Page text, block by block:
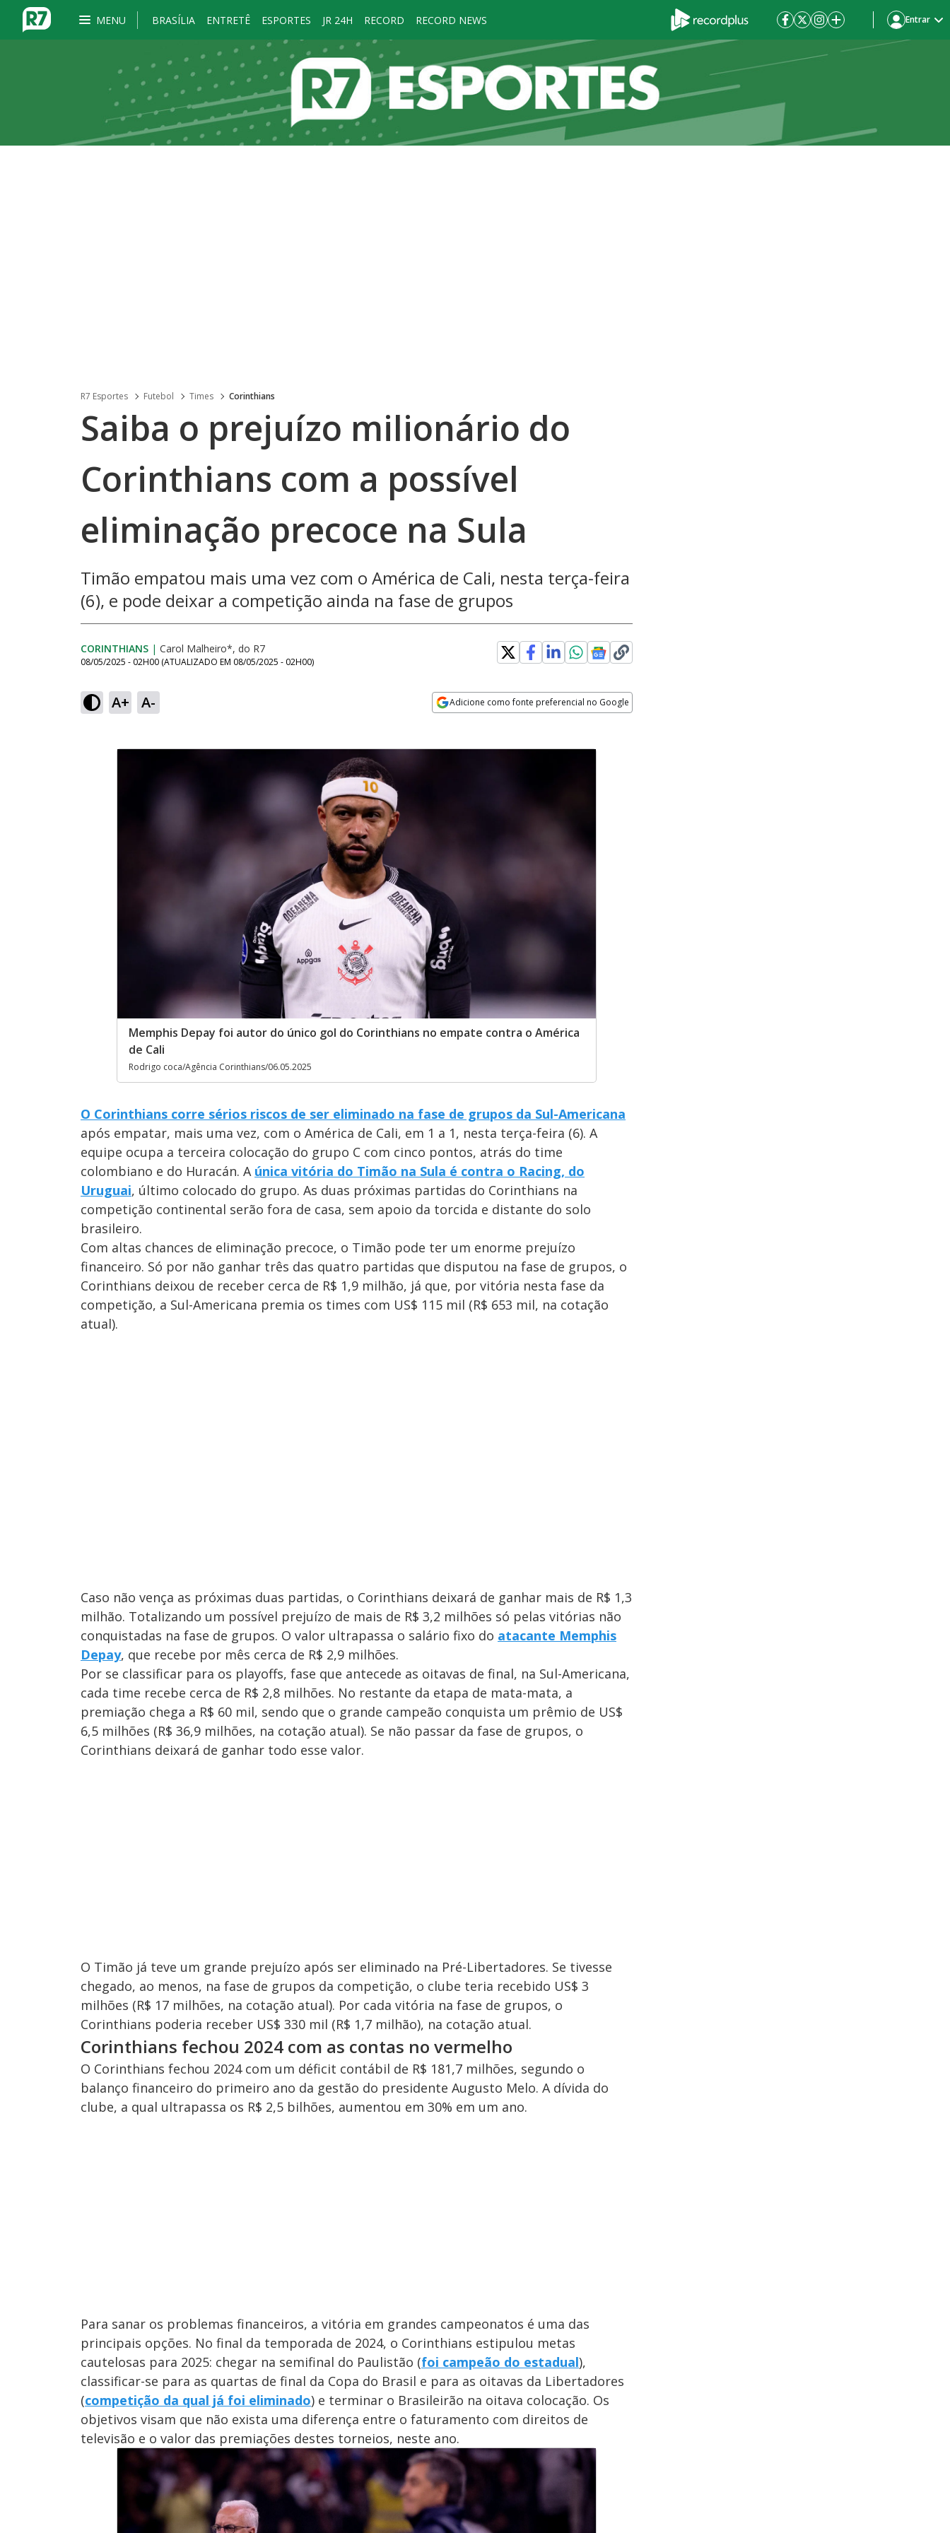
MENU BRASÍLIA ENTRETÊ ESPORTES JR 24H RECORD RECORD NEWS Entrar
R7 Esportes Futebol Times Corinthians
Saiba o prejuízo milionário do
Corinthians com a possível
eliminação precoce na Sula
Timão empatou mais uma vez com o América de Cali, nesta terça-feira
(6), e pode deixar a competição ainda na fase de grupos
CORINTHIANS | Carol Malheiro*, do R7
08/05/2025 - 02H00 (ATUALIZADO EM 08/05/2025 - 02H00)
A+ A- Adicione como fonte preferencial no Google
Memphis Depay foi autor do único gol do Corinthians no empate contra o América
de Cali
Rodrigo coca/Agência Corinthians/06.05.2025
O Corinthians corre sérios riscos de ser eliminado na fase de grupos da Sul-Americana
após empatar, mais uma vez, com o América de Cali, em 1 a 1, nesta terça-feira (6). A
equipe ocupa a terceira colocação do grupo C com cinco pontos, atrás do time
colombiano e do Huracán. A única vitória do Timão na Sula é contra o Racing, do
Uruguai, último colocado do grupo. As duas próximas partidas do Corinthians na
competição continental serão fora de casa, sem apoio da torcida e distante do solo
brasileiro.
Com altas chances de eliminação precoce, o Timão pode ter um enorme prejuízo
financeiro. Só por não ganhar três das quatro partidas que disputou na fase de grupos, o
Corinthians deixou de receber cerca de R$ 1,9 milhão, já que, por vitória nesta fase da
competição, a Sul-Americana premia os times com US$ 115 mil (R$ 653 mil, na cotação
atual).
Caso não vença as próximas duas partidas, o Corinthians deixará de ganhar mais de R$ 1,3
milhão. Totalizando um possível prejuízo de mais de R$ 3,2 milhões só pelas vitórias não
conquistadas na fase de grupos. O valor ultrapassa o salário fixo do atacante Memphis
Depay, que recebe por mês cerca de R$ 2,9 milhões.
Por se classificar para os playoffs, fase que antecede as oitavas de final, na Sul-Americana,
cada time recebe cerca de R$ 2,8 milhões. No restante da etapa de mata-mata, a
premiação chega a R$ 60 mil, sendo que o grande campeão conquista um prêmio de US$
6,5 milhões (R$ 36,9 milhões, na cotação atual). Se não passar da fase de grupos, o
Corinthians deixará de ganhar todo esse valor.
O Timão já teve um grande prejuízo após ser eliminado na Pré-Libertadores. Se tivesse
chegado, ao menos, na fase de grupos da competição, o clube teria recebido US$ 3
milhões (R$ 17 milhões, na cotação atual). Por cada vitória na fase de grupos, o
Corinthians poderia receber US$ 330 mil (R$ 1,7 milhão), na cotação atual.
Corinthians fechou 2024 com as contas no vermelho
O Corinthians fechou 2024 com um déficit contábil de R$ 181,7 milhões, segundo o
balanço financeiro do primeiro ano da gestão do presidente Augusto Melo. A dívida do
clube, a qual ultrapassa os R$ 2,5 bilhões, aumentou em 30% em um ano.
Para sanar os problemas financeiros, a vitória em grandes campeonatos é uma das
principais opções. No final da temporada de 2024, o Corinthians estipulou metas
cautelosas para 2025: chegar na semifinal do Paulistão (foi campeão do estadual),
classificar-se para as quartas de final da Copa do Brasil e para as oitavas da Libertadores
(competição da qual já foi eliminado) e terminar o Brasileirão na oitava colocação. Os
objetivos visam que não exista uma diferença entre o faturamento com direitos de
televisão e o valor das premiações destes torneios, neste ano.